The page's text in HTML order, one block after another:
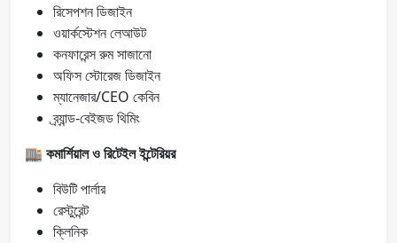
রিসেপশন ডিজাইন
ওয়ার্কস্টেশন লেআউট
কনফারেন্স রুম সাজানো
অফিস স্টোরেজ ডিজাইন
ম্যানেজার/CEO কেবিন
ব্র্যান্ড-বেইজড থিমিং
🏬 কমার্শিয়াল ও রিটেইল ইন্টেরিয়র
বিউটি পার্লার
রেস্টুরেন্ট
ক্লিনিক